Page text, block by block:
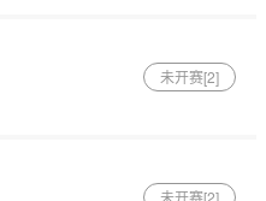
未开赛[2]
未开赛[2]